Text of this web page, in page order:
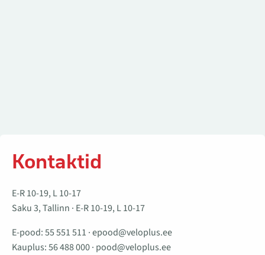
Kontaktid
E-R 10-19, L 10-17
Saku 3, Tallinn · E-R 10-19, L 10-17
E-pood:55 551 511 ·epood@veloplus.ee
Kauplus:56 488 000· pood@veloplus.ee